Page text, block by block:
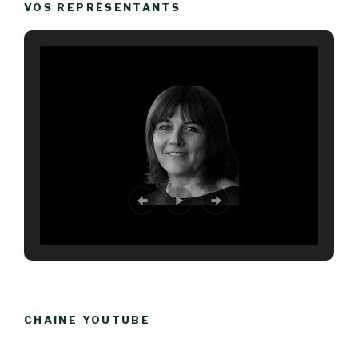
VOS REPRÉSENTANTS
CHAINE YOUTUBE